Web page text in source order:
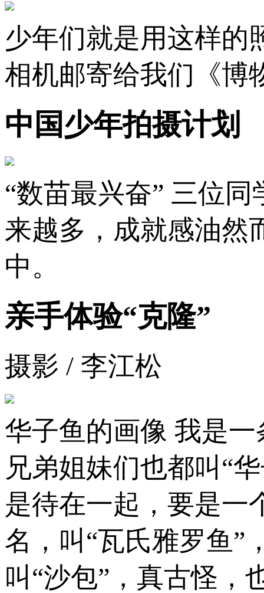
少年们就是用这样的
相机邮寄给我们《博
中国少年拍摄计划
“数苗最兴奋” 三位
来越多，成就感油然
中。
亲手体验“克隆”
摄影 / 李江松
华子鱼的画像 我是
兄弟姐妹们也都叫“
是待在一起，要是一
名，叫“瓦氏雅罗鱼”
叫“沙包”，真古怪，